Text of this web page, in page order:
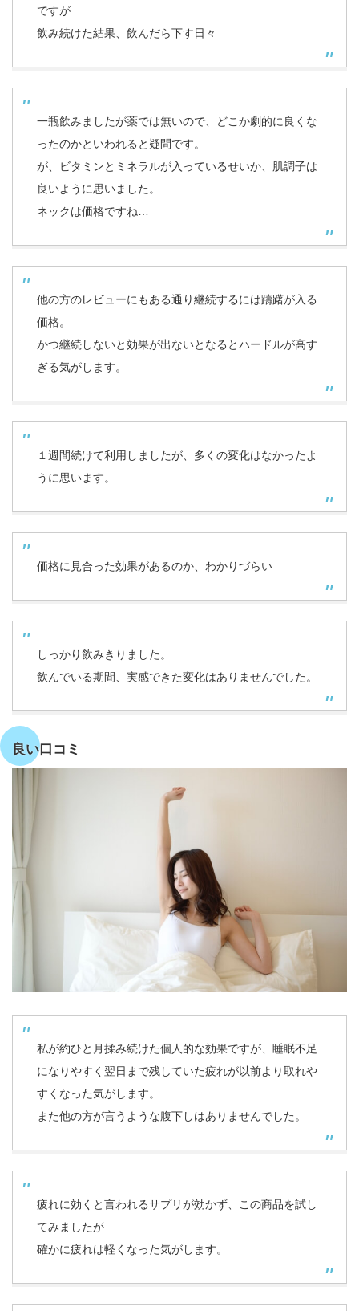
ですが
飲み続けた結果、飲んだら下す日々
一瓶飲みましたが薬では無いので、どこか劇的に良くな
ったのかといわれると疑問です。
が、ビタミンとミネラルが入っているせいか、肌調子は
良いように思いました。
ネックは価格ですね…
他の方のレビューにもある通り継続するには躊躇が入る
価格。
かつ継続しないと効果が出ないとなるとハードルが高す
ぎる気がします。
１週間続けて利用しましたが、多くの変化はなかったよ
うに思います。
価格に見合った効果があるのか、わかりづらい
しっかり飲みきりました。
飲んでいる期間、実感できた変化はありませんでした。
良い口コミ
私が約ひと月揉み続けた個人的な効果ですが、睡眠不足
になりやすく翌日まで残していた疲れが以前より取れや
すくなった気がします。
また他の方が言うような腹下しはありませんでした。
疲れに効くと言われるサプリが効かず、この商品を試し
てみましたが
確かに疲れは軽くなった気がします。